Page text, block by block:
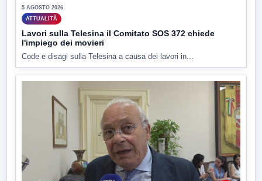
5 AGOSTO 2026
ATTUALITÀ
Lavori sulla Telesina il Comitato SOS 372 chiede
l'impiego dei movieri
Code e disagi sulla Telesina a causa dei lavori in...